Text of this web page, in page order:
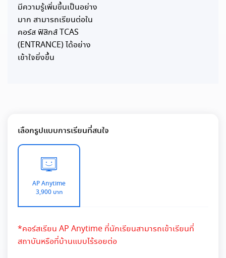
มีความรู้เพิ่มขึ้นเป็นอย่าง
มาก สามารถเรียนต่อใน
คอร์ส ฟิสิกส์ TCAS
(ENTRANCE) ได้อย่าง
เข้าใจยิ่งขึ้น
เลือกรูปแบบการเรียนที่สนใจ
AP Anytime
3,900 บาท
*คอร์สเรียน AP Anytime ที่นักเรียนสามารถเข้าเรียนที่
สถาบันหรือที่บ้านแบบไร้รอยต่อ